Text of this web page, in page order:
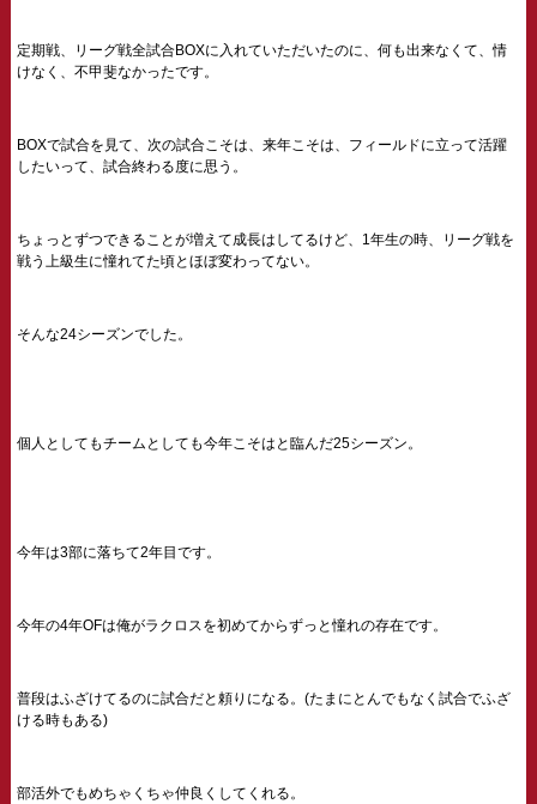
定期戦、リーグ戦全試合BOXに入れていただいたのに、何も出来なくて、情
けなく、不甲斐なかったです。
BOXで試合を見て、次の試合こそは、来年こそは、フィールドに立って活躍
したいって、試合終わる度に思う。
ちょっとずつできることが増えて成長はしてるけど、1年生の時、リーグ戦を
戦う上級生に憧れてた頃とほぼ変わってない。
そんな24シーズンでした。
個人としてもチームとしても今年こそはと臨んだ25シーズン。
今年は3部に落ちて2年目です。
今年の4年OFは俺がラクロスを初めてからずっと憧れの存在です。
普段はふざけてるのに試合だと頼りになる。(たまにとんでもなく試合でふざ
ける時もある)
部活外でもめちゃくちゃ仲良くしてくれる。